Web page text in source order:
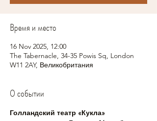
Время и место
16 Nov 2025, 12:00
The Tabernacle, 34-35 Powis Sq, London
W11 2AY, Великобритания
О событии
Голландский театр «Кукла»